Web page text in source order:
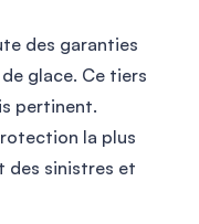
des garanties
glace. Ce tiers
pertinent.
la plus
des sinistres et